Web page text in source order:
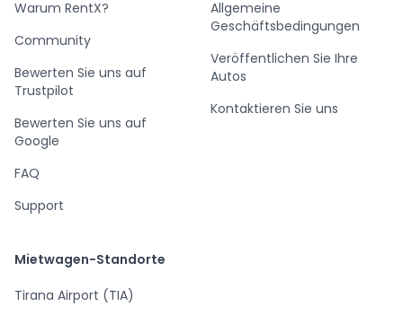
Warum RentX?
Community
Bewerten Sie uns auf
Trustpilot
Bewerten Sie uns auf
Google
FAQ
Support
Allgemeine
Geschäftsbedingungen
Veröffentlichen Sie Ihre
Autos
Kontaktieren Sie uns
Mietwagen-Standorte
Tirana Airport (TIA)